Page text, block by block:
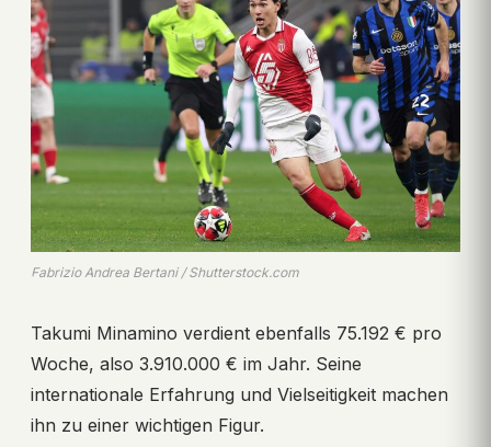
Fabrizio Andrea Bertani / Shutterstock.com
Takumi Minamino verdient ebenfalls 75.192 € pro
Woche, also 3.910.000 € im Jahr. Seine
internationale Erfahrung und Vielseitigkeit machen
ihn zu einer wichtigen Figur.